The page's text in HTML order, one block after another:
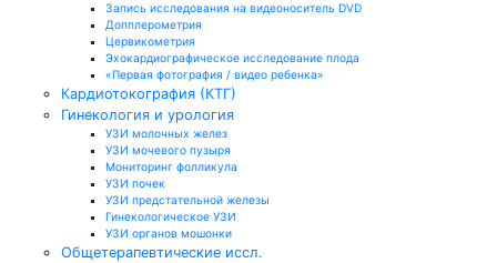
Запись исследования на видеоноситель DVD
Допплерометрия
Цервикометрия
Эхокардиографическое исследование плода
«Первая фотография / видео ребенка»
Кардиотокография (КТГ)
Гинекология и урология
УЗИ молочных желез
УЗИ мочевого пузыря
Мониторинг фолликула
УЗИ почек
УЗИ предстательной железы
Гинекологическое УЗИ
УЗИ органов мошонки
Общетерапевтические иссл.